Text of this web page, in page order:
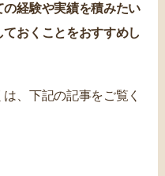
経験や実績を積みたい
おくことをおすすめし
、下記の記事をご覧く